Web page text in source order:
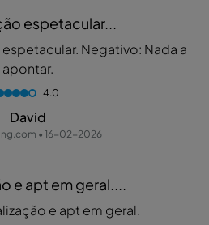
espetacular...
Negativo: Nada a
apontar.
4.0
David
• 16-02-2026
e apt em geral....
e apt em geral.